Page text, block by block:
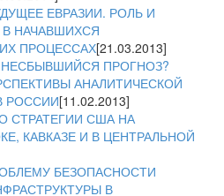
ЕВРАЗИИ. РОЛЬ И
НАЧАВШИХСЯ
ПРОЦЕССАХ[21.03.2013]
НЕСБЫВШИЙСЯ ПРОГНОЗ?
АНАЛИТИЧЕСКОЙ
РОССИИ[11.02.2013]
СТРАТЕГИИ США НА
КАВКАЗЕ И В ЦЕНТРАЛЬНОЙ
БЕЗОПАСНОСТИ
В